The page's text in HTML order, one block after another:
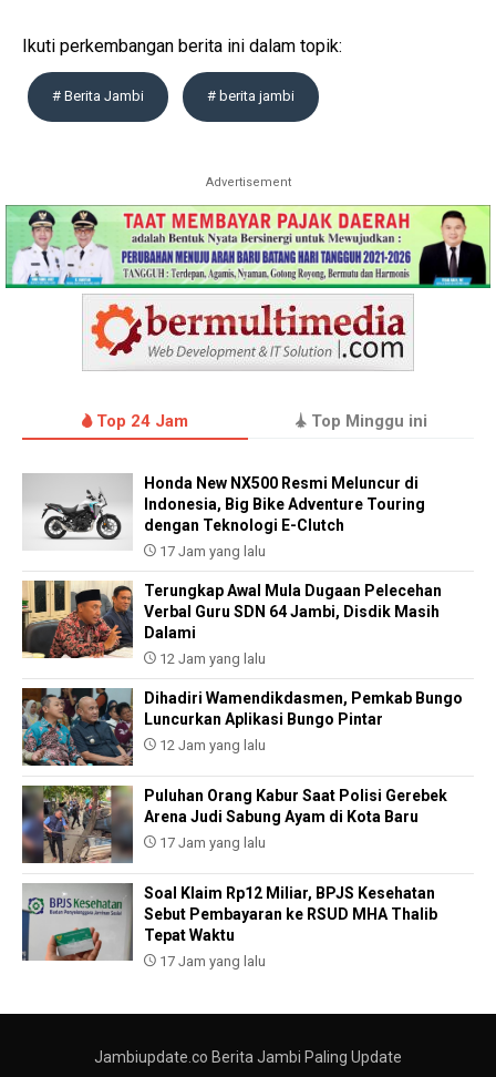
Ikuti perkembangan berita ini dalam topik:
# Berita Jambi # berita jambi
Advertisement
Top 24 Jam Top Minggu ini
Honda New NX500 Resmi Meluncur di
Indonesia, Big Bike Adventure Touring
dengan Teknologi E-Clutch
17 Jam yang lalu
Terungkap Awal Mula Dugaan Pelecehan
Verbal Guru SDN 64 Jambi, Disdik Masih
Dalami
12 Jam yang lalu
Dihadiri Wamendikdasmen, Pemkab Bungo
Luncurkan Aplikasi Bungo Pintar
12 Jam yang lalu
Puluhan Orang Kabur Saat Polisi Gerebek
Arena Judi Sabung Ayam di Kota Baru
17 Jam yang lalu
Soal Klaim Rp12 Miliar, BPJS Kesehatan
Sebut Pembayaran ke RSUD MHA Thalib
Tepat Waktu
17 Jam yang lalu
Jambiupdate.co Berita Jambi Paling Update